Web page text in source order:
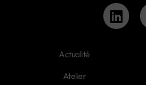
Actualité
Atelier